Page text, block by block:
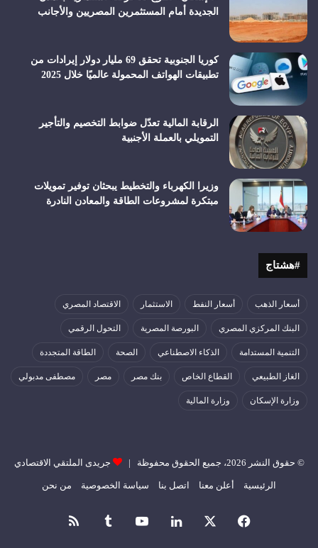
الجديدة أمام المستثمرين المصريين والأجانب
كوريا الجنوبية تحقق 69 مليار دولار إيرادات من
تطبيقات الهواتف المحمولة عالميًا خلال 2025
الرقابة المالية تعدّل ضوابط التخصيم والتأجير
التمويلي بالعملة الأجنبية
وزيرا الكهرباء والتخطيط يبحثان توفير تمويلات
مبتكرة لمشروعات الطاقة والمعادن النادرة
#هشتاج
أسعار الذهب أسعار النفط الاستثمار الاقتصاد المصري
البنك المركزي المصري البورصة المصرية التحول الرقمي
التنمية المستدامة الذكاء الاصطناعي الصحة الطاقة المتجددة
الغاز الطبيعي القطاع الخاص بنك مصر مصر مصطفى مدبولي
وزارة الإسكان وزارة المالية
© حقوق النشر 2026، جميع الحقوق محفوظة | جريدى الملتقي الاقتصادي
الرئيسية أعلن معنا اتصل بنا سياسة الخصوصية من نحن
فيسبوك لينكدإن ‫YouTube